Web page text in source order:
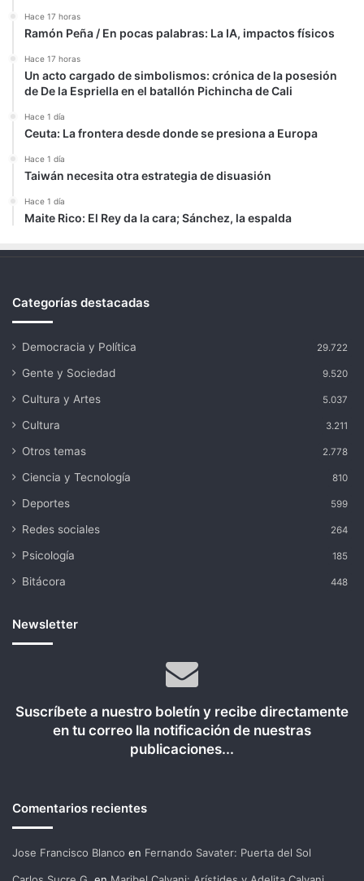
Hace 17 horas
Ramón Peña / En pocas palabras: La IA, impactos físicos
Hace 17 horas
Un acto cargado de simbolismos: crónica de la posesión
de De la Espriella en el batallón Pichincha de Cali
Hace 1 día
Ceuta: La frontera desde donde se presiona a Europa
Hace 1 día
Taiwán necesita otra estrategia de disuasión
Hace 1 día
Maite Rico: El Rey da la cara; Sánchez, la espalda
Categorías destacadas
Democracia y Política 29.722
Gente y Sociedad 9.520
Cultura y Artes 5.037
Cultura 3.211
Otros temas 2.778
Ciencia y Tecnología 810
Deportes 599
Redes sociales 264
Psicología 185
Bitácora 448
Newsletter
Suscríbete a nuestro boletín y recibe directamente
en tu correo lla notificación de nuestras
publicaciones...
Comentarios recientes
Jose Francisco Blanco en Fernando Savater: Puerta del Sol